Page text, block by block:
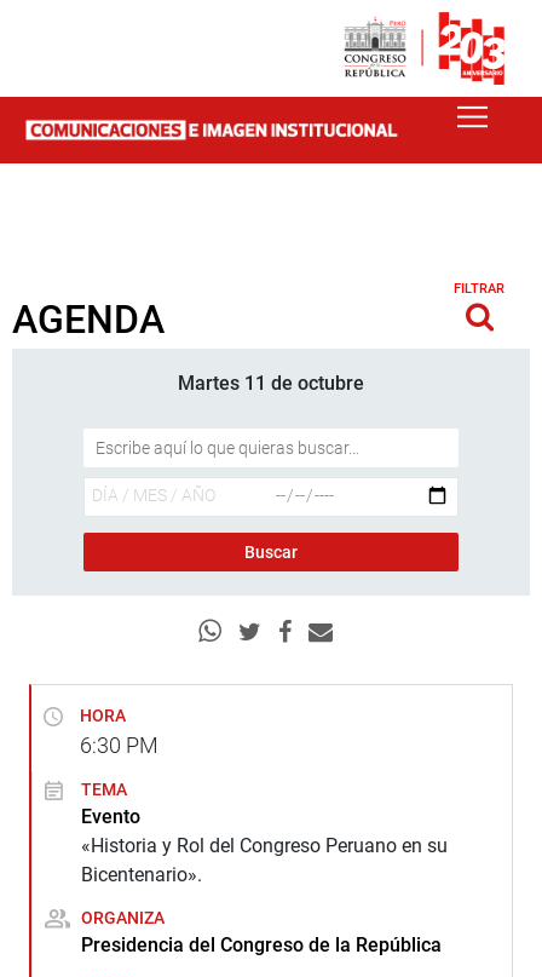
AGENDA
FILTRAR
Martes 11 de octubre
HORA
6:30 PM
TEMA
Evento
«Historia y Rol del Congreso Peruano en su
Bicentenario».
ORGANIZA
Presidencia del Congreso de la República